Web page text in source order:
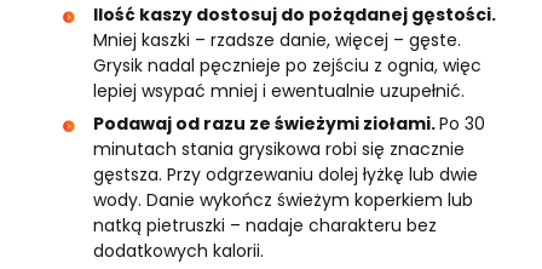
Ilość kaszy dostosuj do pożądanej gęstości.
Mniej kaszki – rzadsze danie, więcej – gęste.
Grysik nadal pęcznieje po zejściu z ognia, więc
lepiej wsypać mniej i ewentualnie uzupełnić.
Podawaj od razu ze świeżymi ziołami.Po 30
minutach stania grysikowa robi się znacznie
gęstsza. Przy odgrzewaniu dolej łyżkę lub dwie
wody. Danie wykończ świeżym koperkiem lub
natką pietruszki – nadaje charakteru bez
dodatkowych kalorii.